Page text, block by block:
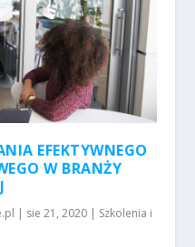
EFEKTYWNEGO
W BRANŻY
| sie 21, 2020 | Szkolenia i